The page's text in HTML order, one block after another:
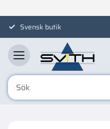
MenySvensk butik